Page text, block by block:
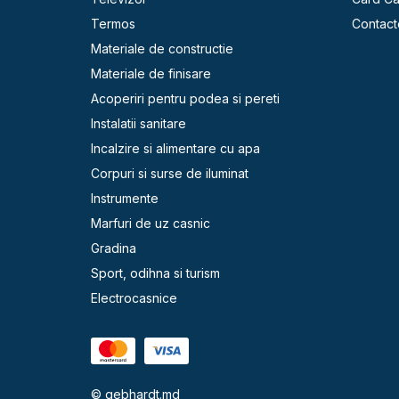
Termos
Materiale de constructie
Materiale de finisare
Acoperiri pentru podea si pereti
Instalatii sanitare
Incalzire si alimentare cu apa
Corpuri si surse de iluminat
Instrumente
Marfuri de uz casnic
Gradina
Sport, odihna si turism
Electrocasnice
© gebhardt.md